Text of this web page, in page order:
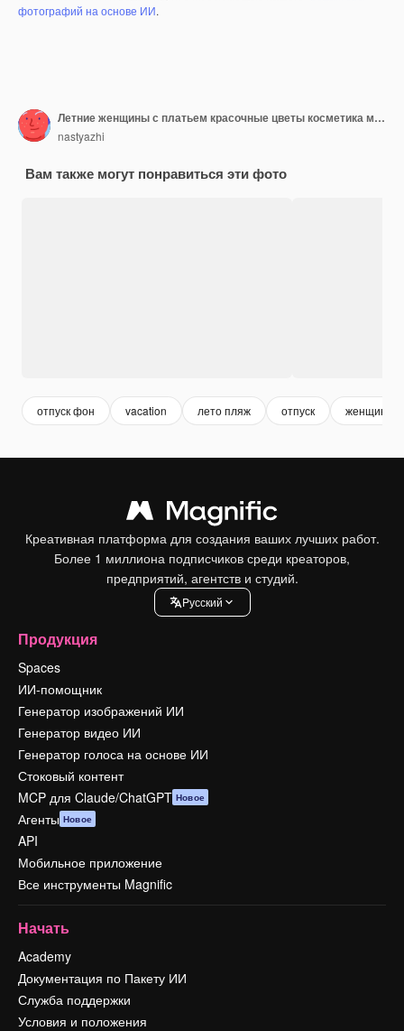
фотографий на основе ИИ.
Летние женщины с платьем красочные цветы косметика макияж на белом деревянном фоне
nastyazhi
Вам также могут понравиться эти фото
отпуск фон vacation лето пляж отпуск женщина
Креативная платформа для создания ваших лучших работ.
Более 1 миллиона подписчиков среди креаторов,
предприятий, агентств и студий.
Pусский
Продукция
Spaces
ИИ-помощник
Генератор изображений ИИ
Генератор видео ИИ
Генератор голоса на основе ИИ
Стоковый контент
MCP для Claude/ChatGPT Новое
Агенты Новое
API
Мобильное приложение
Все инструменты Magnific
Начать
Academy
Документация по Пакету ИИ
Служба поддержки
Условия и положения